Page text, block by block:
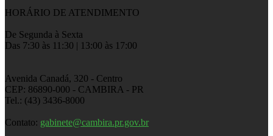
HORÁRIO DE ATENDIMENTO
De Segunda à Sexta
Das 7:30 às 11:30 | 13:00 às 17:00
Avenida Canadá, 320 - Centro
CEP: 86890-000 - CAMBIRA - PR
Tel.: (43) 3436-8000
Contato: gabinete@cambira.pr.gov.br